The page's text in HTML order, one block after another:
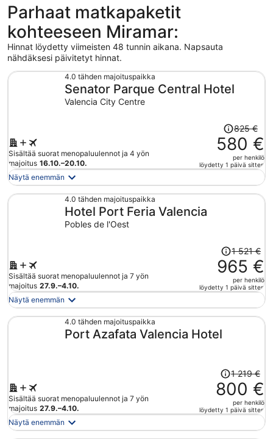
Parhaat matkapaketit
kohteeseen Miramar:
Hinnat löydetty viimeisten 48 tunnin aikana. Napsauta
nähdäksesi päivitetyt hinnat.
4.0 tähden majoituspaikka
Senator Parque Central Hotel
Valencia City Centre
Sisältää suorat menopaluulennot ja 4 yön
majoitus 16.10.–20.10.
Hinta
oli
825 €,
hinta
nyt
825 €
580 €
per henkilö
löydetty 1 päivä sitten
Näytä enemmän
4.0 tähden majoituspaikka
Hotel Port Feria Valencia
Pobles de l'Oest
Sisältää suorat menopaluulennot ja 7 yön
majoitus 27.9.–4.10.
Hinta
oli
1 521 €,
hinta
nyt
per
1 521 €
965 €
per henkilö
löydetty 1 päivä sitten
Näytä enemmän
4.0 tähden majoituspaikka
Port Azafata Valencia Hotel
Sisältää suorat menopaluulennot ja 7 yön
majoitus 27.9.–4.10.
Hinta
oli
1 219 €,
hinta
nyt
1 219 €
800 €
per henkilö
löydetty 1 päivä sitten
Näytä enemmän